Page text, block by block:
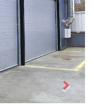
Next